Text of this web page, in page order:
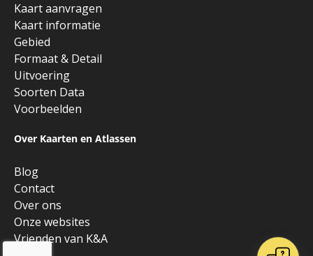
Kaart aanvragen
Kaart informatie
Gebied
Formaat & Detail
Uitvoering
Soorten Data
Voorbeelden
Over Kaarten en Atlassen
Blog
Contact
Over ons
Onze websites
Vrienden van K&A